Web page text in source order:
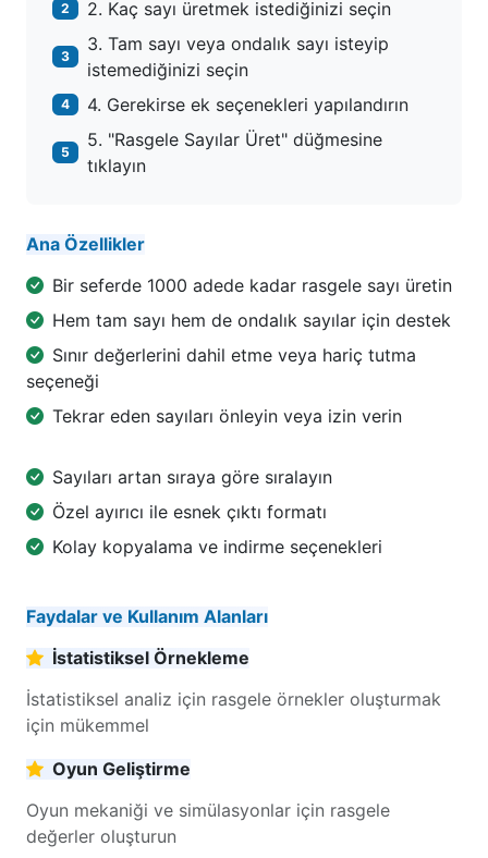
2 2. Kaç sayı üretmek istediğinizi seçin
3
3. Tam sayı veya ondalık sayı isteyip
istemediğinizi seçin
4 4. Gerekirse ek seçenekleri yapılandırın
5
5. "Rasgele Sayılar Üret" düğmesine
tıklayın
Ana Özellikler
Bir seferde 1000 adede kadar rasgele sayı üretin
Hem tam sayı hem de ondalık sayılar için destek
Sınır değerlerini dahil etme veya hariç tutma
seçeneği
Tekrar eden sayıları önleyin veya izin verin
Sayıları artan sıraya göre sıralayın
Özel ayırıcı ile esnek çıktı formatı
Kolay kopyalama ve indirme seçenekleri
Faydalar ve Kullanım Alanları
İstatistiksel Örnekleme
İstatistiksel analiz için rasgele örnekler oluşturmak
için mükemmel
Oyun Geliştirme
Oyun mekaniği ve simülasyonlar için rasgele
değerler oluşturun